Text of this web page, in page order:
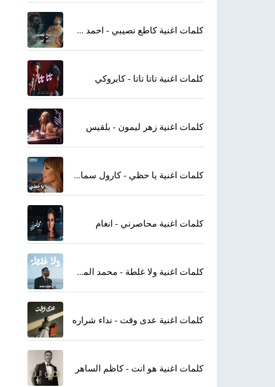
كلمات اغنية كاطع نصيبي - احمد جواد
كلمات اغنية تاتا تاتا - كايروكي
كلمات اغنية زهر ليمون - بلقيس
كلمات اغنية يا حظي - كارول سماحة
كلمات اغنية محاصرني - انغام
كلمات اغنية ولا غلطة - محمد المجذوب
كلمات اغنية عدى وقت - نداء شراره
كلمات اغنية هو انت - كاظم الساهر